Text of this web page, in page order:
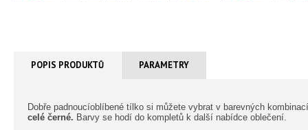
POPIS PRODUKTŮ PARAMETRY
Dobře padnoucíoblíbené tílko si můžete vybrat v barevných
celé černé. Barvy se hodí do kompletů k další nabídce oblečení.